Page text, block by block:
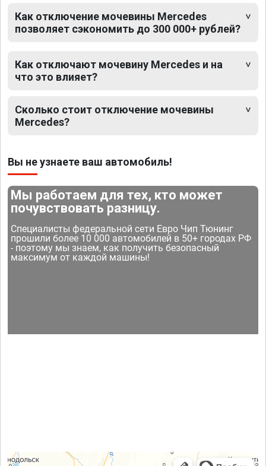
Как отключение мочевины Mercedes
позволяет сэкономить до 300 000+ рублей?
Как отключают мочевину Mercedes и на
что это влияет?
Сколько стоит отключение мочевины
Mercedes?
Вы не узнаете ваш автомобиль!
Мы работаем для тех, кто может
почувствовать разницу.
Специалисты федеральной сети Евро Чип Тюнинг
прошили более 10 000 автомобилей в 50+ городах РФ
- поэтому мы знаем, как получить безопасный
максимум от каждой машины!